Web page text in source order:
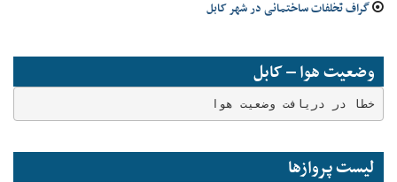
گراف تخلفات ساختمانی در شهر کابل
وضعیت هوا – کابل
خطا در دریافت وضعیت هوا
لیست پروازها